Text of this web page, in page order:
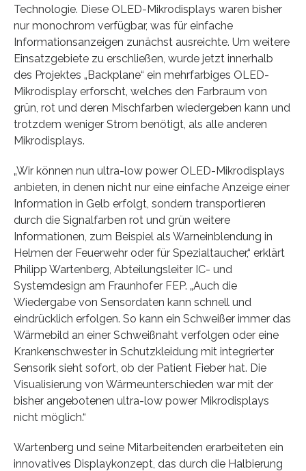
Technologie. Diese OLED-Mikrodisplays waren bisher
nur monochrom verfügbar, was für einfache
Informationsanzeigen zunächst ausreichte. Um weitere
Einsatzgebiete zu erschließen, wurde jetzt innerhalb
des Projektes „Backplane“ ein mehrfarbiges OLED-
Mikrodisplay erforscht, welches den Farbraum von
grün, rot und deren Mischfarben wiedergeben kann und
trotzdem weniger Strom benötigt, als alle anderen
Mikrodisplays.
„Wir können nun ultra-low power OLED-Mikrodisplays
anbieten, in denen nicht nur eine einfache Anzeige einer
Information in Gelb erfolgt, sondern transportieren
durch die Signalfarben rot und grün weitere
Informationen, zum Beispiel als Warneinblendung in
Helmen der Feuerwehr oder für Spezialtaucher,“ erklärt
Philipp Wartenberg, Abteilungsleiter IC- und
Systemdesign am Fraunhofer FEP. „Auch die
Wiedergabe von Sensordaten kann schnell und
eindrücklich erfolgen. So kann ein Schweißer immer das
Wärmebild an einer Schweißnaht verfolgen oder eine
Krankenschwester in Schutzkleidung mit integrierter
Sensorik sieht sofort, ob der Patient Fieber hat. Die
Visualisierung von Wärmeunterschieden war mit der
bisher angebotenen ultra-low power Mikrodisplays
nicht möglich.“
Wartenberg und seine Mitarbeitenden erarbeiteten ein
innovatives Displaykonzept, das durch die Halbierung